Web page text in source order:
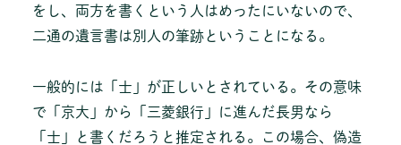
をし、両方を書くという人はめったにいないので、
二通の遺言書は別人の筆跡ということになる。
一般的には「士」が正しいとされている。その意味
で「京大」から「三菱銀行」に進んだ長男なら
「士」と書くだろうと推定される。この場合、偽造